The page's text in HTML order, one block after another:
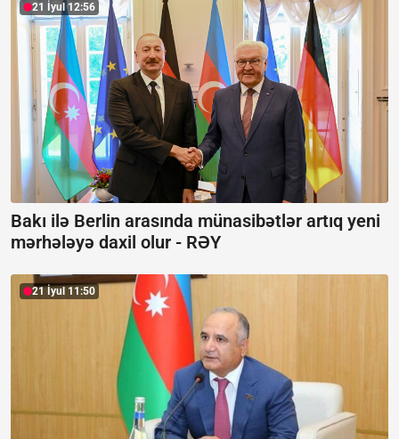
21 İyul 12:56
Bakı ilə Berlin arasında münasibətlər artıq yeni
mərhələyə daxil olur - RƏY
21 İyul 11:50